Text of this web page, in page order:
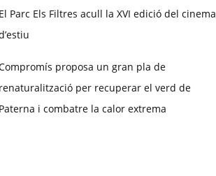
Parc Els Filtres acull la XVI edició del cinema
proposa un gran pla de
per recuperar el verd de
i combatre la calor extrema